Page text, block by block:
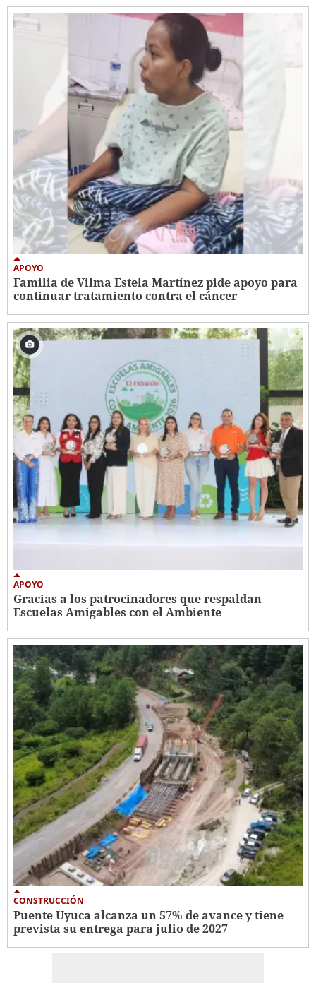
APOYO
Familia de Vilma Estela Martínez pide apoyo para
continuar tratamiento contra el cáncer
APOYO
Gracias a los patrocinadores que respaldan
Escuelas Amigables con el Ambiente
CONSTRUCCIÓN
Puente Uyuca alcanza un 57% de avance y tiene
prevista su entrega para julio de 2027